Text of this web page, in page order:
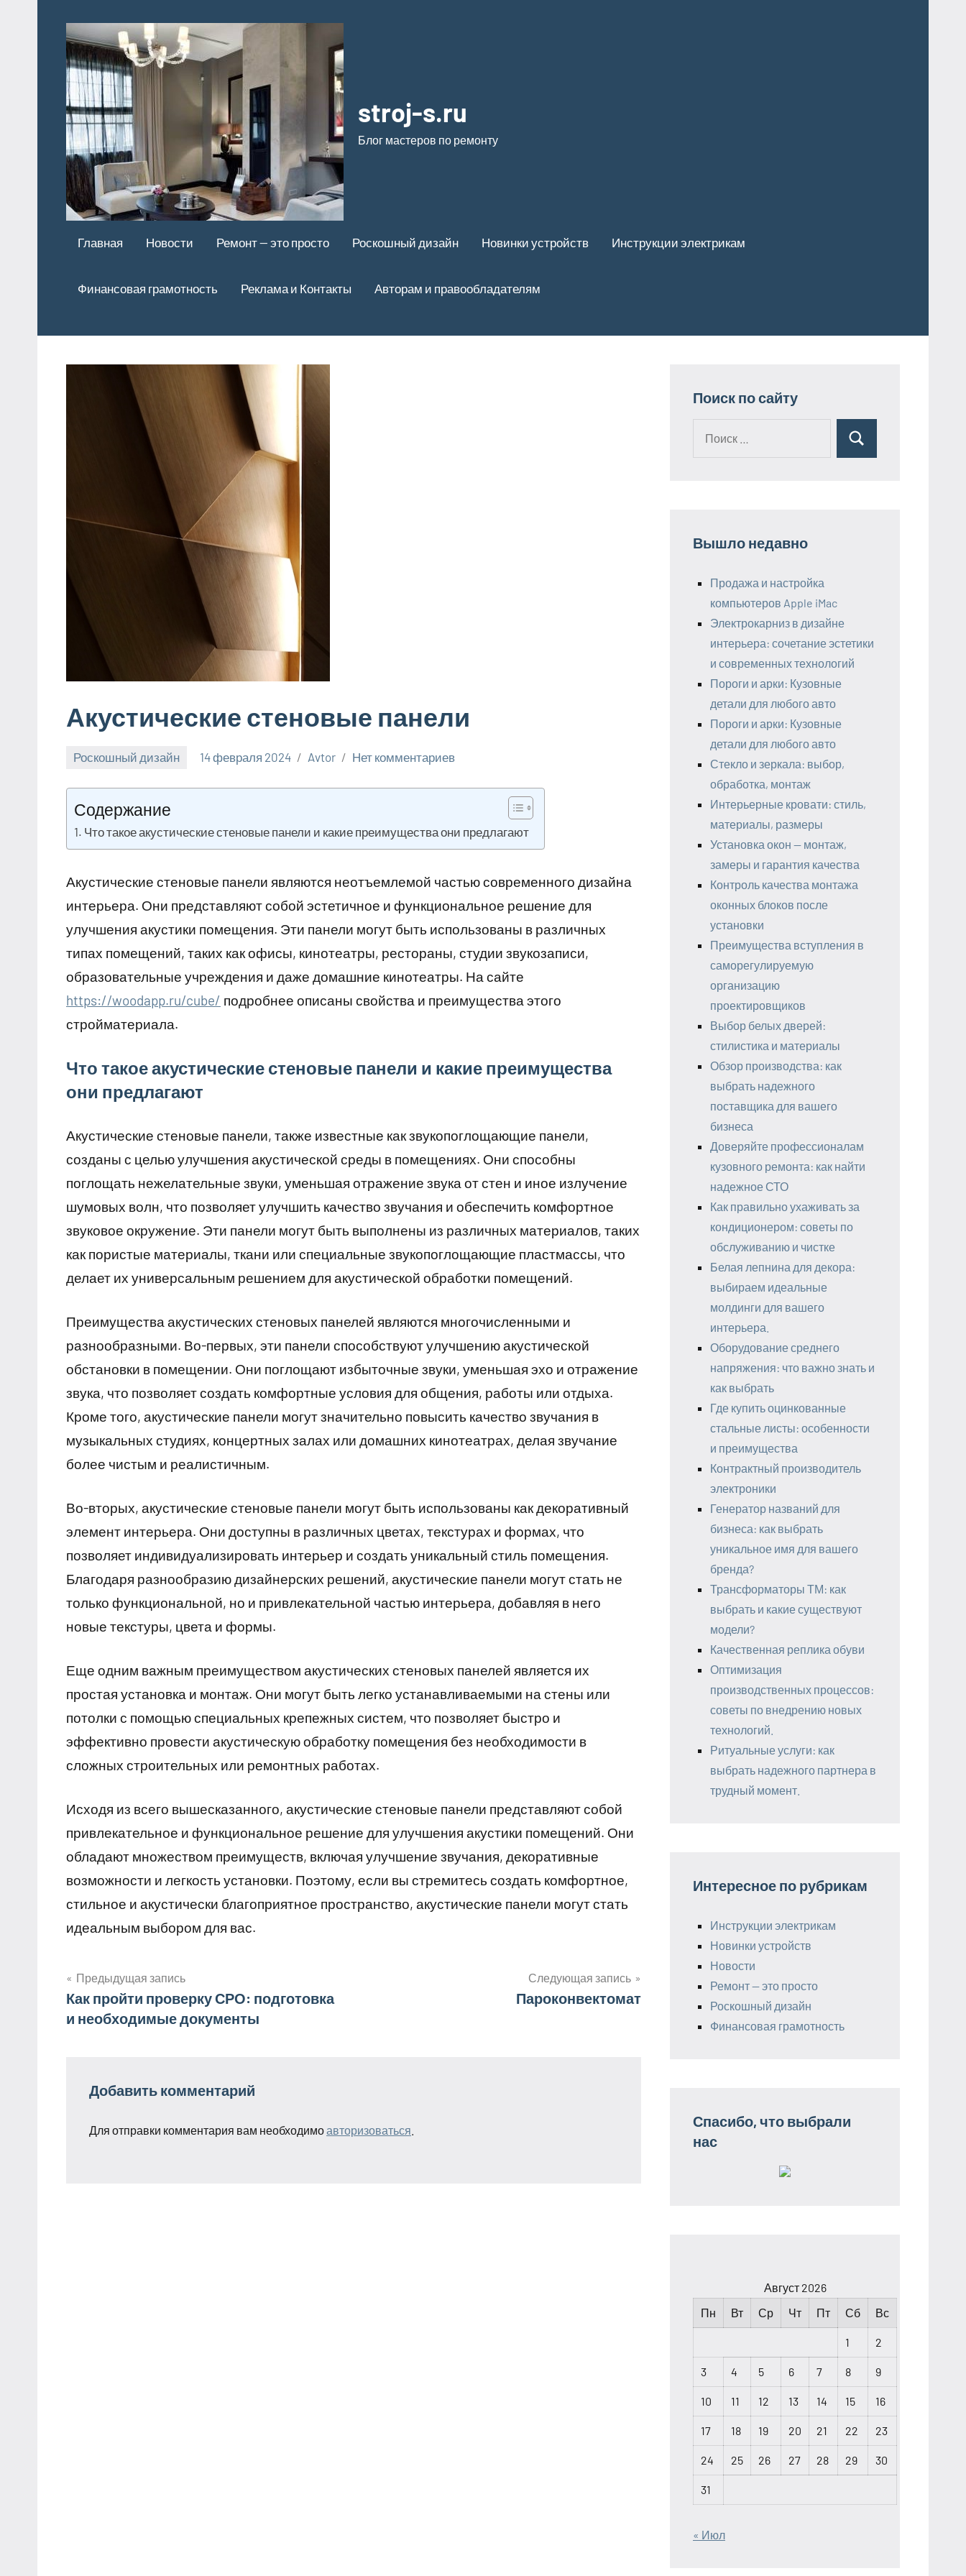
содержимому
stroj-s.ru
Блог мастеров по ремонту
Главная Новости Ремонт — это просто Роскошный дизайн Новинки устройств Инструкции электрикам
Финансовая грамотность Реклама и Контакты Авторам и правообладателям
Акустические стеновые панели
Роскошный дизайн 14 февраля 2024 Avtor Нет комментариев
Содержание
Что такое акустические стеновые панели и какие преимущества они предлагают
Акустические стеновые панели являются неотъемлемой частью современного дизайна
интерьера. Они представляют собой эстетичное и функциональное решение для
улучшения акустики помещения. Эти панели могут быть использованы в различных
типах помещений, таких как офисы, кинотеатры, рестораны, студии звукозаписи,
образовательные учреждения и даже домашние кинотеатры. На сайте
https://woodapp.ru/cube/ подробнее описаны свойства и преимущества этого
стройматериала.
Что такое акустические стеновые панели и какие преимущества
они предлагают
Акустические стеновые панели, также известные как звукопоглощающие панели,
созданы с целью улучшения акустической среды в помещениях. Они способны
поглощать нежелательные звуки, уменьшая отражение звука от стен и иное излучение
шумовых волн, что позволяет улучшить качество звучания и обеспечить комфортное
звуковое окружение. Эти панели могут быть выполнены из различных материалов, таких
как пористые материалы, ткани или специальные звукопоглощающие пластмассы, что
делает их универсальным решением для акустической обработки помещений.
Преимущества акустических стеновых панелей являются многочисленными и
разнообразными. Во-первых, эти панели способствуют улучшению акустической
обстановки в помещении. Они поглощают избыточные звуки, уменьшая эхо и отражение
звука, что позволяет создать комфортные условия для общения, работы или отдыха.
Кроме того, акустические панели могут значительно повысить качество звучания в
музыкальных студиях, концертных залах или домашних кинотеатрах, делая звучание
более чистым и реалистичным.
Во-вторых, акустические стеновые панели могут быть использованы как декоративный
элемент интерьера. Они доступны в различных цветах, текстурах и формах, что
позволяет индивидуализировать интерьер и создать уникальный стиль помещения.
Благодаря разнообразию дизайнерских решений, акустические панели могут стать не
только функциональной, но и привлекательной частью интерьера, добавляя в него
новые текстуры, цвета и формы.
Еще одним важным преимуществом акустических стеновых панелей является их
простая установка и монтаж. Они могут быть легко устанавливаемыми на стены или
потолки с помощью специальных крепежных систем, что позволяет быстро и
эффективно провести акустическую обработку помещения без необходимости в
сложных строительных или ремонтных работах.
Исходя из всего вышесказанного, акустические стеновые панели представляют собой
привлекательное и функциональное решение для улучшения акустики помещений. Они
обладают множеством преимуществ, включая улучшение звучания, декоративные
возможности и легкость установки. Поэтому, если вы стремитесь создать комфортное,
стильное и акустически благоприятное пространство, акустические панели могут стать
идеальным выбором для вас.
Навигация
по
Предыдущая запись
Как пройти проверку СРО: подготовка
и необходимые документы
Следующая запись
Пароконвектомат
Добавить комментарий
Для отправки комментария вам необходимоавторизоваться
Поиск по сайту
Поиск
Вышло недавно
Продажа и настройка
компьютеров Apple iMac
Электрокарниз в дизайне
интерьера: сочетание эстетики
и современных технологий
Пороги и арки: Кузовные
детали для любого авто
Пороги и арки: Кузовные
детали для любого авто
Стекло и зеркала: выбор,
обработка, монтаж
Интерьерные кровати: стиль,
материалы, размеры
Установка окон — монтаж,
замеры и гарантия качества
Контроль качества монтажа
оконных блоков после
установки
Преимущества вступления в
саморегулируемую
организацию
проектировщиков
Выбор белых дверей:
стилистика и материалы
Обзор производства: как
выбрать надежного
поставщика для вашего
бизнеса
Доверяйте профессионалам
кузовного ремонта: как найти
надежное СТО
Как правильно ухаживать за
кондиционером: советы по
обслуживанию и чистке
Белая лепнина для декора:
выбираем идеальные
молдинги для вашего
интерьера.
Оборудование среднего
напряжения: что важно знать и
как выбрать
Где купить оцинкованные
стальные листы: особенности
и преимущества
Контрактный производитель
электроники
Генератор названий для
бизнеса: как выбрать
уникальное имя для вашего
бренда?
Трансформаторы ТМ: как
выбрать и какие существуют
модели?
Качественная реплика обуви
Оптимизация
производственных процессов:
советы по внедрению новых
технологий.
Ритуальные услуги: как
выбрать надежного партнера в
трудный момент.
Интересное по рубрикам
Инструкции электрикам
Новинки устройств
Новости
Ремонт — это просто
Роскошный дизайн
Финансовая грамотность
Спасибо, что выбрали
нас
Август 2026
Пн
Вт Ср Чт Пт Сб Вс
1 2
3 4 5 6 7 8 9
10 11 12 13 14 15 16
17 18 19 20 21 22 23
24 25 26 27 28 29 30
31
« Июл